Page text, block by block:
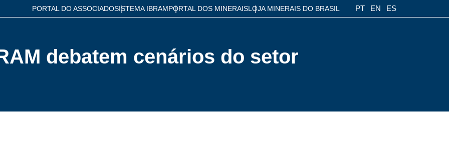
PORTAL DO ASSOCIADOSISTEMA IBRAMPORTAL DOS MINERAISLOJA MINERAIS DO BRASIL PT EN ES
debatem cenários do setor